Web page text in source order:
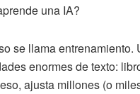
una IA?
se llama
enormes de texto:
ajusta millones (o